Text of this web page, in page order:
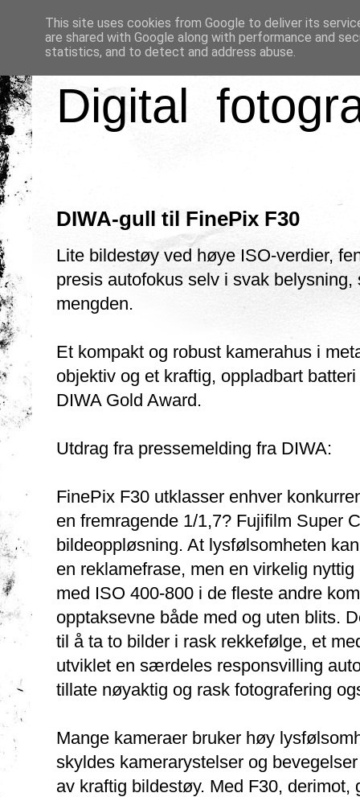
Digital
DIWA-gull til FinePix F30
Lite bildestøy ved høye ISO-verdier,
presis autofokus selv i svak
mengden.
Et kompakt og robust kamerahus i
objektiv og et kraftig, oppladbart
DIWA Gold Award.
Utdrag fra pressemelding fra DIWA:
FinePix F30 utklasser enhver
en fremragende 1/1,7? Fujifilm Super
bildeoppløsning. At lysfølsomheten
en reklamefrase, men en virkelig
med ISO 400-800 i de fleste andre
opptaksevne både med og uten blits.
til å ta to bilder i rask rekkefølge, et
utviklet en særdeles responsvilling
tillate nøyaktig og rask fotografering
Mange kameraer bruker høy
skyldes kamerarystelser og
av kraftig bildestøy. Med F30,
This site uses cookies from Google to deliver its
are shared with Google along with performance and
statistics, and to detect and address abuse.